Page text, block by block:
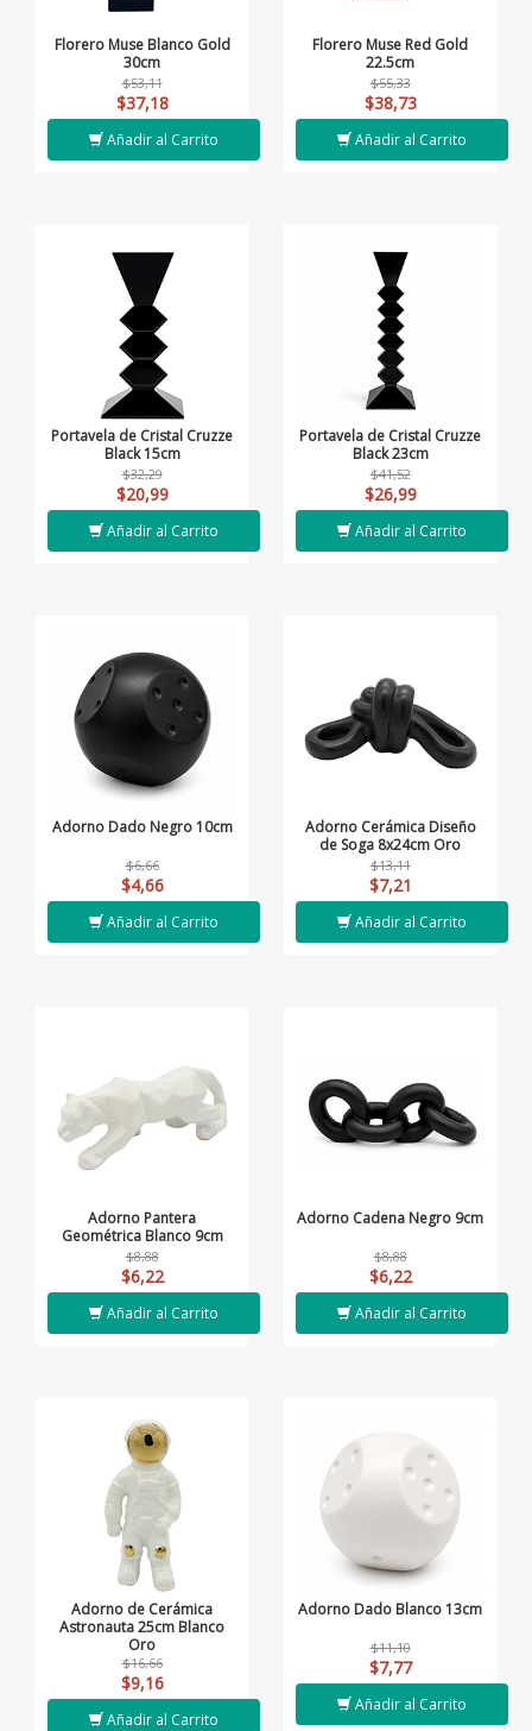
Florero Muse Blanco Gold
30cm
$53,11
$37,18
Añadir al Carrito
Florero Muse Red Gold
22.5cm
$55,33
$38,73
Añadir al Carrito
Portavela de Cristal Cruzze
Black 15cm
$32,29
$20,99
Añadir al Carrito
Portavela de Cristal Cruzze
Black 23cm
$41,52
$26,99
Añadir al Carrito
Adorno Dado Negro 10cm
$6,66
$4,66
Añadir al Carrito
Adorno Cerámica Diseño
de Soga 8x24cm Oro
$13,11
$7,21
Añadir al Carrito
Adorno Pantera
Geométrica Blanco 9cm
$8,88
$6,22
Añadir al Carrito
Adorno Cadena Negro 9cm
$8,88
$6,22
Añadir al Carrito
Adorno de Cerámica
Astronauta 25cm Blanco
Oro
$16,66
$9,16
Añadir al Carrito
Adorno Dado Blanco 13cm
$11,10
$7,77
Añadir al Carrito